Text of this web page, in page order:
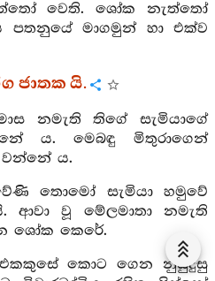
වෙති. ශෝක නැත්තෝ
පතනුයේ මාගමුන් හා එක්ව
ජාතක යි.
නමැති තිගේ සැමියාගේ
ය. මෙබඳු මිතුරාගෙන්
වන්නේ ය.
තොමෝ සැමියා හමුවේ
ආවා වූ මේලමාතා නමැති
ශෝක කෙරේ.
එකකුසේ කොට ගෙන නුසුදුසු